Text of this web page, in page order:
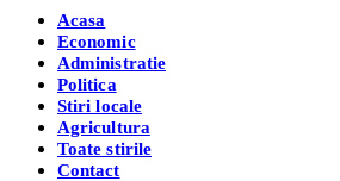
Acasa
Economic
Administratie
Politica
Stiri locale
Agricultura
Toate stirile
Contact